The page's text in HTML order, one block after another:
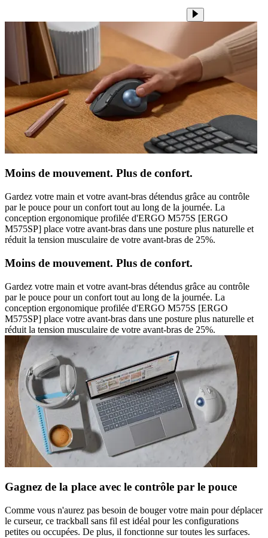
Moins de mouvement. Plus de confort.
Gardez votre main et votre avant-bras détendus grâce au contrôle
par le pouce pour un confort tout au long de la journée. La
conception ergonomique profilée d'ERGO M575S [ERGO
M575SP] place votre avant-bras dans une posture plus naturelle et
réduit la tension musculaire de votre avant-bras de 25%.
Moins de mouvement. Plus de confort.
Gardez votre main et votre avant-bras détendus grâce au contrôle
par le pouce pour un confort tout au long de la journée. La
conception ergonomique profilée d'ERGO M575S [ERGO
M575SP] place votre avant-bras dans une posture plus naturelle et
réduit la tension musculaire de votre avant-bras de 25%.
Gagnez de la place avec le contrôle par le pouce
Comme vous n'aurez pas besoin de bouger votre main pour déplacer
le curseur, ce trackball sans fil est idéal pour les configurations
petites ou occupées. De plus, il fonctionne sur toutes les surfaces.